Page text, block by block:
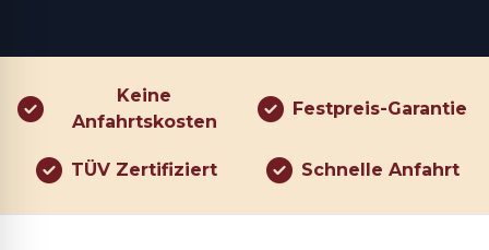
Keine
Anfahrtskosten
Festpreis-Garantie
TÜV Zertifiziert Schnelle Anfahrt